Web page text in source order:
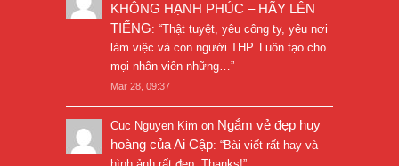
KHÔNG HẠNH PHÚC – HÃY LÊN
TIẾNG: “Thật tuyệt, yêu công ty, yêu nơi
làm việc và con người THP. Luôn tạo cho
mọi nhân viên những…”
Mar 28, 09:37
Cuc Nguyen Kim on Ngắm vẻ đẹp huy
hoàng của Ai Cập: “Bài viết rất hay và